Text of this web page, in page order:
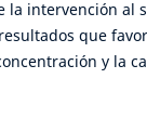
la intervención al
que
y la